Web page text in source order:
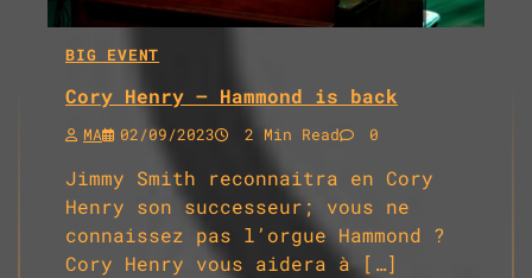
BIG EVENT
Cory Henry – Hammond is back
MA 02/09/2023 2 Min Read 0
Jimmy Smith reconnaitra en Cory
Henry son successeur; vous ne
connaissez pas l’orgue Hammond ?
Cory Henry vous aidera à […]